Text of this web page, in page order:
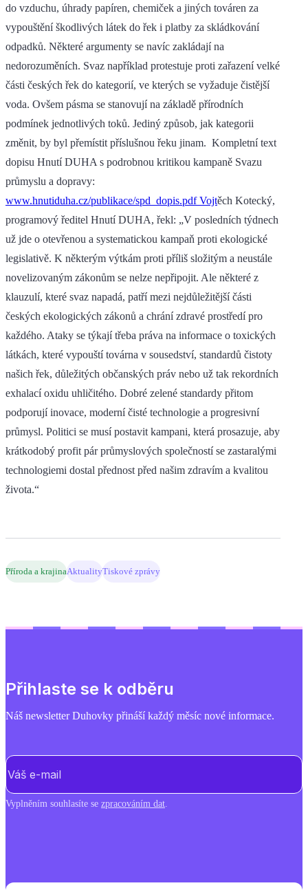
do vzduchu, úhrady papíren, chemiček a jiných továren za
vypouštění škodlivých látek do řek i platby za skládkování
odpadků. Některé argumenty se navíc zakládají na
nedorozuměních. Svaz například protestuje proti zařazení velké
části českých řek do kategorií, ve kterých se vyžaduje čistější
voda. Ovšem pásma se stanovují na základě přírodních
podmínek jednotlivých toků. Jediný způsob, jak kategorii
změnit, by byl přemístit příslušnou řeku jinam. Kompletní text
dopisu Hnutí DUHA s podrobnou kritikou kampaně Svazu
průmyslu a dopravy:
www.hnutiduha.cz/publikace/spd_dopis.pdf Vojtěch Kotecký,
programový ředitel Hnutí DUHA, řekl: „V posledních týdnech
už jde o otevřenou a systematickou kampaň proti ekologické
legislativě. K některým výtkám proti příliš složitým a neustále
novelizovaným zákonům se nelze nepřipojit. Ale některé z
klauzulí, které svaz napadá, patří mezi nejdůležitější části
českých ekologických zákonů a chrání zdravé prostředí pro
každého. Ataky se týkají třeba práva na informace o toxických
látkách, které vypouští továrna v sousedství, standardů čistoty
našich řek, důležitých občanských práv nebo už tak rekordních
exhalací oxidu uhličitého. Dobré zelené standardy přitom
podporují inovace, moderní čisté technologie a progresivní
průmysl. Politici se musí postavit kampani, která prosazuje, aby
krátkodobý profit pár průmyslových společností se zastaralými
technologiemi dostal přednost před našim zdravím a kvalitou
života.“
Příroda a krajinaAktualityTiskové zprávy
Přihlaste se k odběru
Náš newsletter Duhovky přináší každý měsíc nové informace.
E-mail
Vyplněním souhlasíte se zpracováním dat.